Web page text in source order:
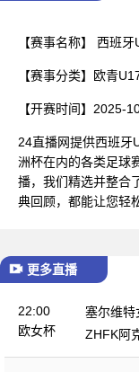
【赛事名称】 西班牙
【赛事分类】 欧青
【开赛时间】 2025-
24直播网提供西班牙
洲杯在内的各类足球
播，我们精选并整合
典回顾，都能让您轻
更多直播
22:00
欧女杯
塞尔维特
ZHFK阿
足